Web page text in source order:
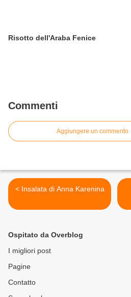
Risotto dell'Araba Fenice
Commenti
Aggiungere un commento
< Insalata di Anna Karenina
Ospitato da Overblog
I migliori post
Pagine
Contatto